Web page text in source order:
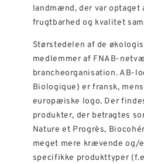
landmænd, der var optaget
frugtbarhed og kvalitet
Størstedelen af de
medlemmer af FNAB-
brancheorganisation. AB-
Biologique) er fransk,
europæiske logo. Der
produkter, der betragtes
Nature et Progrès,
meget mere krævende og/
specifikke produkttyper